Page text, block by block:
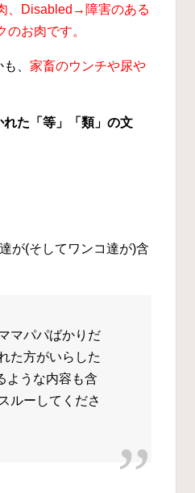
、Disabled→障害のある
お肉です。
、 家畜のウンチや尿や
た「等」「類」の文
が(そしてワンコ達が)含
マパパばかりだ
た方がいらした
ような内容も含
ルーしてくださ